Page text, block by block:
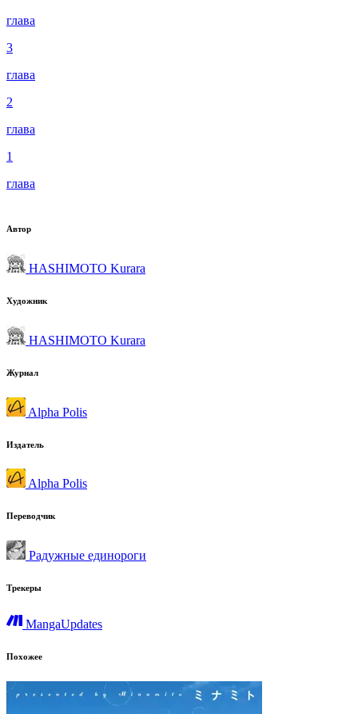
глава
3
глава
2
глава
1
глава
Автор
HASHIMOTO Kurara
Художник
HASHIMOTO Kurara
Журнал
Alpha Polis
Издатель
Alpha Polis
Переводчик
Радужные единороги
Трекеры
MangaUpdates
Похожее